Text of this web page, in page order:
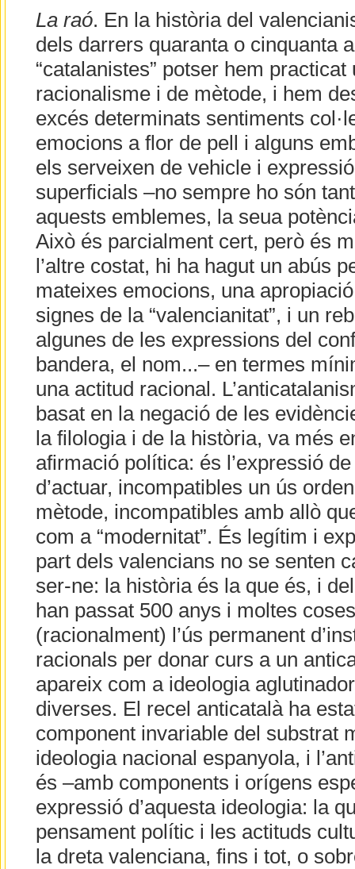
La raó. En la història del
dels darrers quaranta o cinquanta
“catalanistes” potser hem practicat
racionalisme i de mètode, i hem
excés determinats sentiments
emocions a flor de pell i alguns
els serveixen de vehicle i
superficials –no sempre ho són
aquests emblemes, la seua
Això és parcialment cert, però és
l’altre costat, hi ha hagut un abús
mateixes emocions, una
signes de la “valencianitat”, i un
algunes de les expressions del
bandera, el nom...– en termes
una actitud racional.
basat en la negació de les
la filologia i de la història, va més
afirmació política: és l’expressió
d’actuar, incompatibles un ús
mètode, incompatibles amb allò
com a “modernitat”. És legítim i
part dels valencians no se senten
ser-ne: la història és la que és, i
han passat 500 anys i moltes
(racionalment) l’ús permanent
racionals per donar curs a un
apareix com a ideologia
diverses. El recel anticatalà ha
component invariable del substrat
ideologia nacional espanyola, i
és –amb components i orígens
expressió d’aquesta ideologia: la
pensament polític i les actituds
la dreta valenciana, fins i tot, o